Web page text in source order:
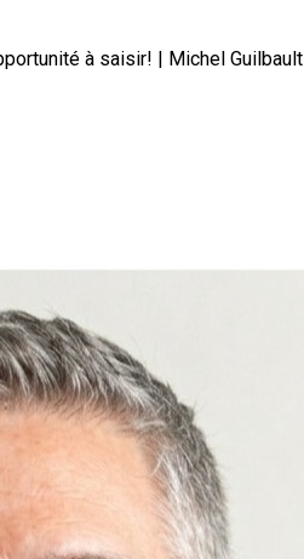
à saisir! | Michel Guilbault